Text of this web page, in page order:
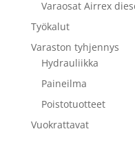
Varaosat Airrex
Työkalut
Varaston tyhjennys
Hydrauliikka
Paineilma
Poistotuotteet
Vuokrattavat